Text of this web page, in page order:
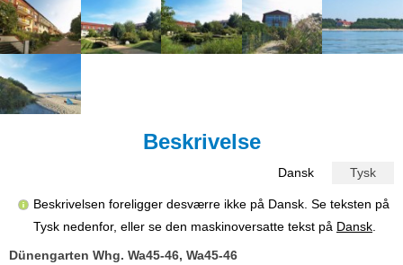
Beskrivelse
Dansk Tysk
Beskrivelsen foreligger desværre ikke på Dansk. Se teksten på
Tysk nedenfor, eller se den maskinoversatte tekst på Dansk
Dünengarten Whg. Wa45-46, Wa45-46